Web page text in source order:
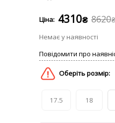
8620₴
4310₴
17.5 18